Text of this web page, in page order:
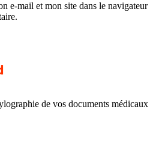
e-mail et mon site dans le navigateur
de vos documents médicaux